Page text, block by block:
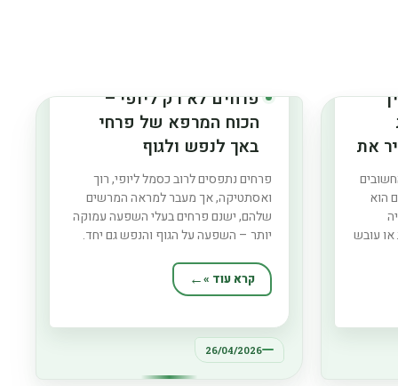
את
הוא
או עובש
פרחים לא רק ליופי –
הכוח המרפא של פרחי
באך לנפש ולגוף
פרחים נתפסים לרוב כסמל ליופי, רוך
ואסתטיקה, אך מעבר למראה המרשים
שלהם, ישנם פרחים בעלי השפעה עמוקה
יותר – השפעה על הגוף והנפש גם יחד.
תמציות פרחים, מציעים גישה טבעית
ועדינה לאיזון רגשי ולתמיכה ברווחה
טבעיות לשיפור איכות
קרא עוד »
26/04/2026